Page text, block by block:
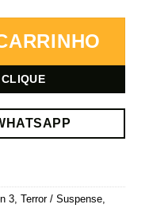
3 Terror / Suspense